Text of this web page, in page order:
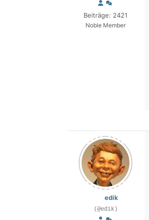
Beiträge: 2421
Noble Member
edik
(@edik)